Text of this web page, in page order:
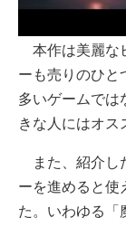
本作は美麗な
ーも売りのひと
多いゲームでは
きな人にはオス
また、紹介し
ーを進めると使
た。いわゆる「